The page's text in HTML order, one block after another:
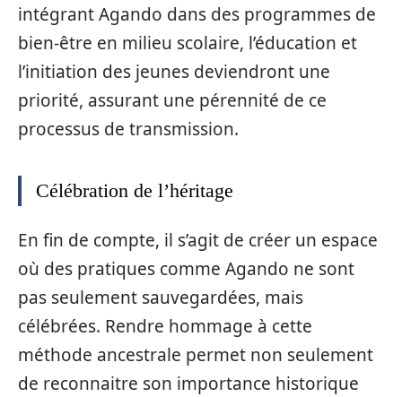
intégrant Agando dans des programmes de
bien-être en milieu scolaire, l’éducation et
l’initiation des jeunes deviendront une
priorité, assurant une pérennité de ce
processus de transmission.
Célébration de l’héritage
En fin de compte, il s’agit de créer un espace
où des pratiques comme Agando ne sont
pas seulement sauvegardées, mais
célébrées. Rendre hommage à cette
méthode ancestrale permet non seulement
de reconnaitre son importance historique